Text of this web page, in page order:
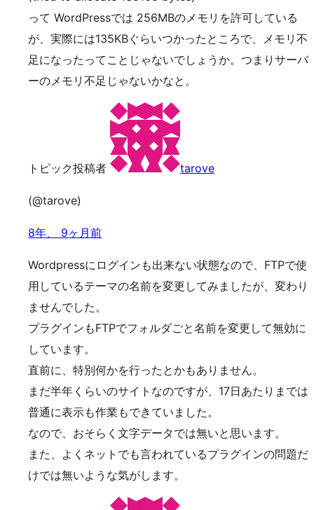
って WordPressでは 256MBのメモリを許可している
が、実際には135KBぐらいつかったところで、メモリ不
足になったってことじゃないでしょうか。つまりサーバ
ーのメモリ不足じゃないかなと。
トピック投稿者 tarove
(@tarove)
8年、 9ヶ月前
Wordpressにログインも出来ない状態なので、FTPで使
用しているテーマの名前を変更してみましたが、変わり
ませんでした。
プラグインもFTPでフォルダごと名前を変更して無効に
しています。
直前に、特別何かを行ったとかもありません。
まだ半年くらいのサイトなのですが、17日あたりまでは
普通に表示も作業もできていました。
なので、おそらく文字データでは無いと思います。
また、よくネットでも言われているプラグインの問題だ
けでは無いような気がします。